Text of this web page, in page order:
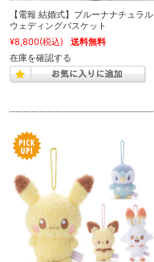
【電報 結婚式】ブルーナナチュラル
ウェディングバスケット
¥8,800(税込)
送料無料
在庫を確認する